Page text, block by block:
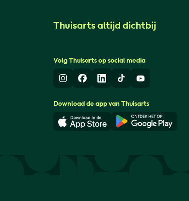
Thuisarts altijd dichtbij
Volg Thuisarts op social media
InstagramFacebook
LinkedInTikTokYoutube
Download de app van Thuisarts
Download in de App Store
Download